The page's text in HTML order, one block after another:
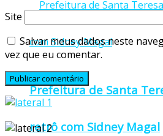
Prefeitura de Santa
retrô com Sidney Magal
Site
Salvar meus dados neste
vez que eu comentar.